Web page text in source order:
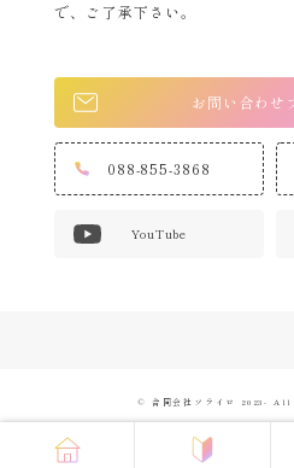
で、ご了承下さい。
お問い合わせ
088-855-3868
YouTube
© 合同会社ソライロ 2023-